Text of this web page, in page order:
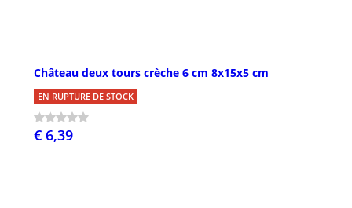
Château deux tours crèche 6 cm 8x15x5 cm
EN RUPTURE DE STOCK
€ 6,39